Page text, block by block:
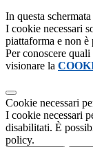
In questa
I cookie necessari
piattaforma e non
Per conoscere
visionare la
Cookie necessari
I cookie necessari
disabilitati. È
policy.